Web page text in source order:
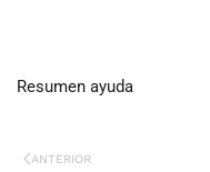
Resumen ayuda
ANTERIOR